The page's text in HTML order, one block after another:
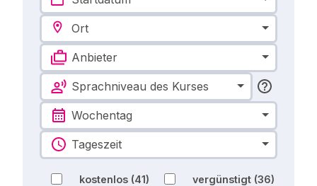
Ort
Anbieter
Sprachniveau des Kurses
Wochentag
Tageszeit
kostenlos (41) vergünstigt (36)